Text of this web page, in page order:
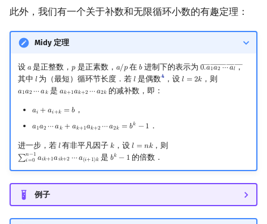
此外，我们有一个关于补数和无限循环小数的有趣定理：
Midy 定理
设 𝑎
a是正整数，𝑝
p是正素数， 𝑎/𝑝
a/p在𝑏
b进制下的表示为 0.
―――――
𝑎1𝑎2 ⋯𝑎𝑙
0.a1a2 ⋯ al―
，
其中 𝑙l为（最短）循环节长度．若𝑙l 是偶数4，设 𝑙 = 2𝑘
l =2k ，则
𝑎1𝑎2 ⋯𝑎𝑘
a1a2 ⋯ ak是 𝑎𝑘+1𝑎𝑘+2 ⋯𝑎2𝑘
ak+1ak+2 ⋯a2k 的减补数，即：
𝑎𝑖 + 𝑎𝑖+𝑘 = 𝑏
ai +a i+k=b ，
𝑎1𝑎2 ⋯𝑎𝑘 + 𝑎𝑘+1𝑎𝑘+2 ⋯𝑎2𝑘 = 𝑏𝑘 − 1
a1a2 ⋯ ak +a k+1ak+2⋯a 2k= bk −1 ．
进一步，若 𝑙l有非平凡因子 𝑘
k，设 𝑙 = 𝑛𝑘
l =n k ，则
∑𝑛−1
𝑖=0 𝑎𝑖𝑘+1𝑎𝑖𝑘+2 ⋯𝑎(𝑖+1)𝑘
∑i =0n −1aik+1aik +2 ⋯a(i+1 )k
是 𝑏𝑘 − 1
bk −1 的倍数．
例子